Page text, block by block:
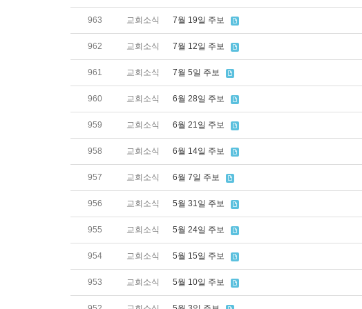
963 교회소식 7월 19일 주보
962 교회소식 7월 12일 주보
961 교회소식 7월 5일 주보
960 교회소식 6월 28일 주보
959 교회소식 6월 21일 주보
958 교회소식 6월 14일 주보
957 교회소식 6월 7일 주보
956 교회소식 5월 31일 주보
955 교회소식 5월 24일 주보
954 교회소식 5월 15일 주보
953 교회소식 5월 10일 주보